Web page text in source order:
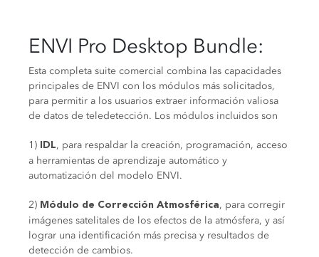
ENVI Pro Desktop Bundle:
Esta completa suite comercial combina las capacidades
principales de ENVI con los módulos más solicitados,
para permitir a los usuarios extraer información valiosa
de datos de teledetección. Los módulos incluidos son
1) IDL, para respaldar la creación, programación, acceso
a herramientas de aprendizaje automático y
automatización del modelo ENVI.
2) Módulo de Corrección Atmosférica, para corregir
imágenes satelitales de los efectos de la atmósfera, y así
lograr una identificación más precisa y resultados de
detección de cambios.